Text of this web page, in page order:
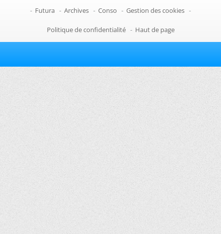
- Futura - Archives - Conso - Gestion des cookies -
Politique de confidentialité - Haut de page